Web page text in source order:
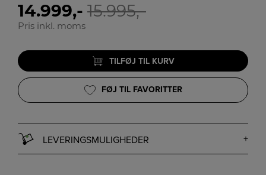
14.999,- 15.995,-
Pris inkl. moms
TILFØJ TIL KURV
FØJ TIL FAVORITTER
LEVERINGSMULIGHEDER